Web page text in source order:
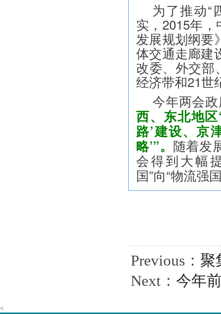
为了推动“
实，2015年
发展规划纲要
体交通走廊建
改委、外交部
经济带和21世
今年两会
西、东北地
路’建设、京
略’”。 随着发
会得到大幅
国”向“物流强
Previous： 聚
Next： 今年
<